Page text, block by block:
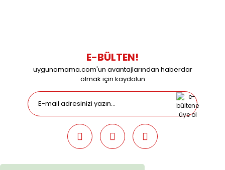
E-BÜLTEN!
uygunamama.com'un avantajlarından haberdar
olmak için kaydolun